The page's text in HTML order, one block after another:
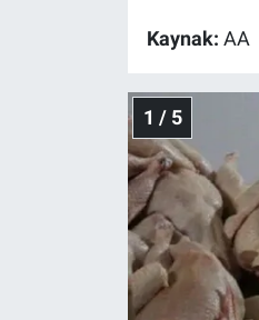
Kaynak: AA
1 / 5
Gündem Özel
Günün görüntüsü